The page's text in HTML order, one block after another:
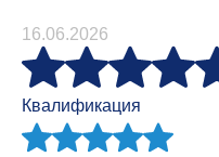
16.06.2026
Квалификация